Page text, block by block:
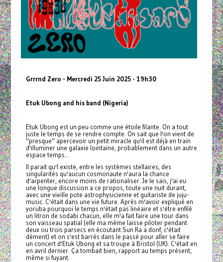
Grrrnd Zero - Mercredi 25 Juin 2025 - 19h30
Etuk Ubong and his band (Nigeria)
Etuk Ubong est un peu comme une étoile filante. On a tout
juste le temps de se rendre compte. On sait que l'on vient de
"presque" apercevoir un petit miracle qu'il est déjà en train
d'illuminer une galaxie lointaine, probablement dans un autre
espace temps...
Il parait qu'l existe, entre les systèmes stellaires, des
singularités qu'aucun cosmonaute n'aura la chance
d'arpenter, encore moins de rationaliser. Je le sais, j'ai eu
une longue discussion a ce propos, toute une nuit durant,
avec une vieille pote astrophysicienne et guitariste de juju-
music. C'était dans une vie future. Après m'avoir expliqué en
yoruba pourquoi le temps n'était pas linéaire et s'étre enfilé
un litron de sodabi chacun, elle m'a fait faire une tour dans
son vaisseau spatial (elle ma même laisse piloter pendant
deux ou trois parsecs en écoutant Sun Ra a donf, c'était
dément) et on s'est barrés dans le passé pour aller se faire
un concert d'Etuk Ubong et sa troupe à Bristol (UK). C'était en
en avril dernier. Ça tombait bien, rapport au temps présent,
même si fuyant.